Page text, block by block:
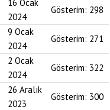
16 Ocak
2024
Gösterim: 298
9 Ocak
2024
Gösterim: 271
2 Ocak
2024
Gösterim: 322
26 Aralık
2023
Gösterim: 300